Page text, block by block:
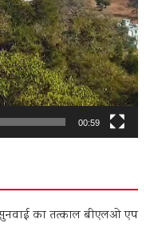
00:59
का तत्काल बीएलओ एप